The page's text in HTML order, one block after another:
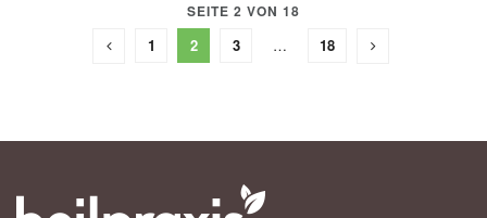
SEITE 2 VON 18
1 2 3 … 18